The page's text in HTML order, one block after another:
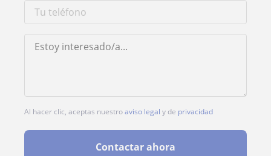
Al hacer clic, aceptas nuestroaviso legal y de privacidad
Contactar ahora